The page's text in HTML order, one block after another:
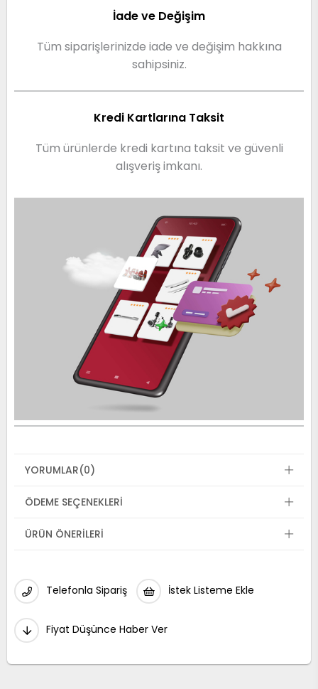
İade ve Değişim
Tüm siparişlerinizde iade ve değişim hakkına
sahipsiniz.
Kredi Kartlarına Taksit
Tüm ürünlerde kredi kartına taksit ve güvenli
alışveriş imkanı.
YORUMLAR(0)
ÖDEME SEÇENEKLERI
ÜRÜN ÖNERILERI
Telefonla Sipariş İstek Listeme Ekle
Fiyat Düşünce Haber Ver